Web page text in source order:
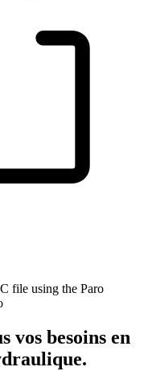
file using the Paro
vos besoins en